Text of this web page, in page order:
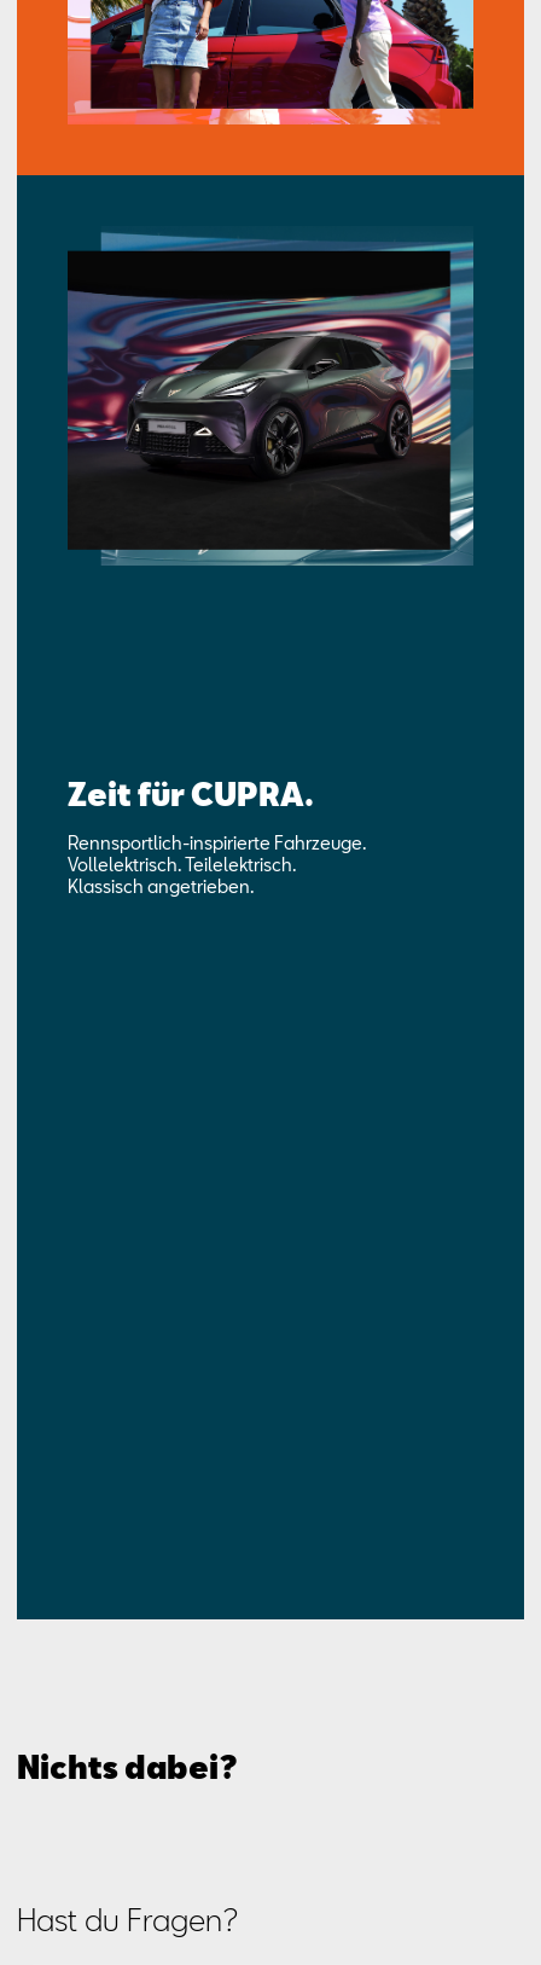
Zeit für CUPRA.
Rennsportlich-inspirierte Fahrzeuge.
Vollelektrisch. Teilelektrisch.
Klassisch angetrieben.
Nichts dabei?
Hast du Fragen?